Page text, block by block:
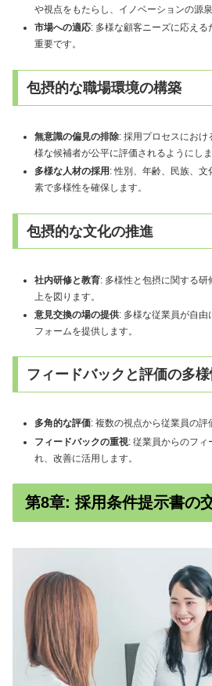
や視点をもたらし、イノベーションの源泉
市場への適応: 多様な顧客ニーズに応え
重要です。
包摂的な職場環境の構築
無意識の偏見の排除: 採用プロセスにお
様な候補者が公平に評価されるようにしま
多様な人材の採用 : 性別、年齢、民族、
素で多様性を確保します。
包摂的な文化の推進
社内研修と教育: 多様性と包摂に関する
上を図ります。
意見交換の場の提供: 多様な従業員が自由
フォームを提供します。
フィードバックと評価の多
多角的な評価: 複数の視点から従業員の評
フィードバックの重視: 従業員からのフィ
れ、改善に活用します。
第8章: 採用条件提示書の